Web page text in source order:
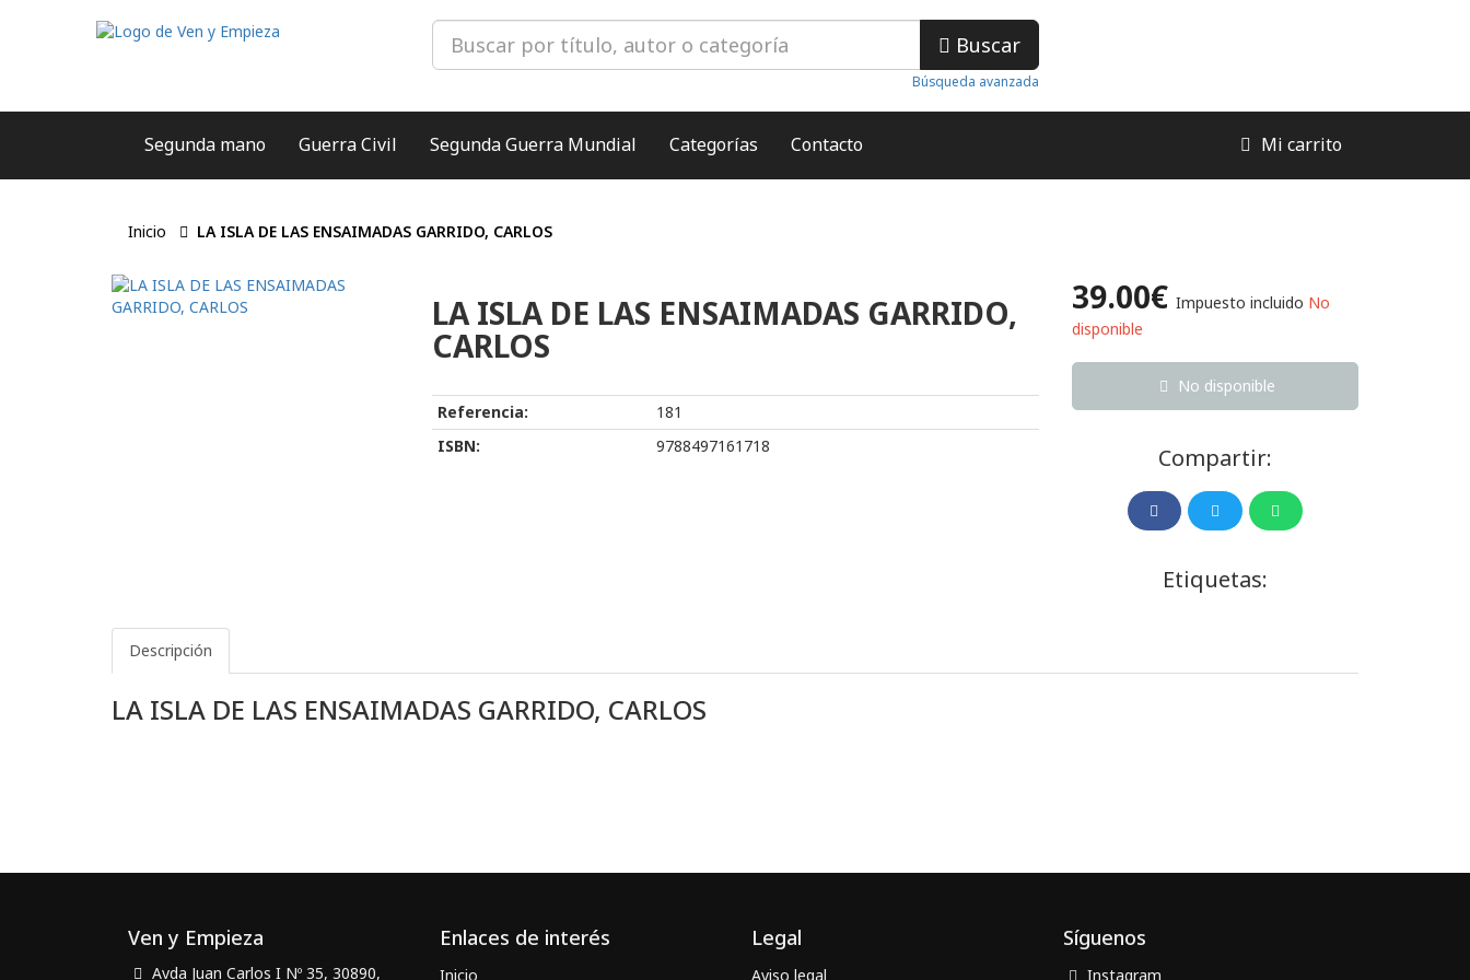
Buscar
Búsqueda avanzada
Segunda mano Guerra Civil Segunda Guerra Mundial Categorías Contacto Mi carrito
Inicio LA ISLA DE LAS ENSAIMADAS GARRIDO, CARLOS
LA ISLA DE LAS ENSAIMADAS GARRIDO,
CARLOS
Referencia:
181
ISBN:
9788497161718
39.00€ Impuesto incluido No
disponible
No disponible
Compartir:
Etiquetas:
Descripción
LA ISLA DE LAS ENSAIMADAS GARRIDO, CARLOS
Ven y Empieza
Avda Juan Carlos I Nº 35, 30890,
Enlaces de interés
Inicio
Legal
Aviso legal
Síguenos
Instagram